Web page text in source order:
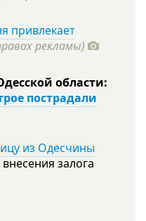
привлекает
рекламы)
области:
пострадали
из Одесчины
залога